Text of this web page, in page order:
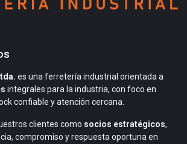
es una ferretería industrial orientada a
integrales para la industria, con foco en
confiable y atención cercana.
clientes como socios estratégicos,
compromiso y respuesta oportuna en